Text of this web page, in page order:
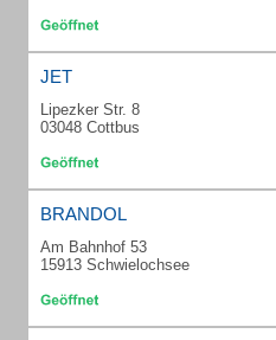
JET
Lipezker Str. 8
03048 Cottbus
BRANDOL
Am Bahnhof 53
15913 Schwielochsee